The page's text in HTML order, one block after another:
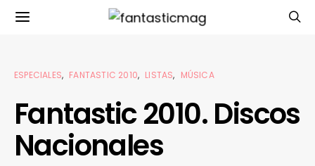
ESPECIALES FANTASTIC 2010 LISTAS MÚSICA
Fantastic 2010. Discos
Nacionales